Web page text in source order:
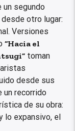
un segundo
otro lugar:
Versiones
“Hacia el
toman
desde sus
un recorrido
de su obra:
lo expansivo, el